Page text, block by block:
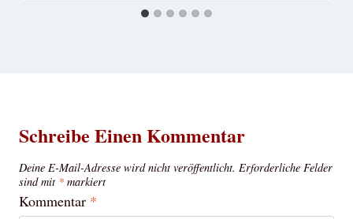
Schreibe Einen Kommentar
Deine E-Mail-Adresse wird nicht veröffentlicht. Erforderliche Felder
sind mit * markiert
Kommentar *